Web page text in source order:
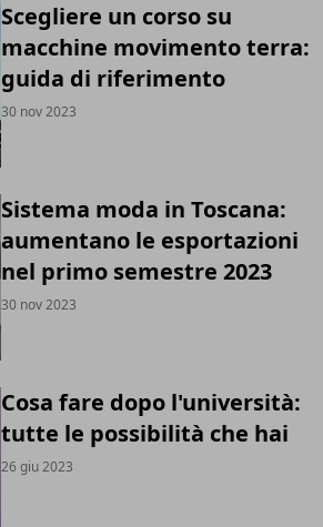
Scegliere un corso su
macchine movimento terra:
guida di riferimento
30 nov 2023
Sistema moda in Toscana:
aumentano le esportazioni
nel primo semestre 2023
30 nov 2023
Cosa fare dopo l'università:
tutte le possibilità che hai
26 giu 2023